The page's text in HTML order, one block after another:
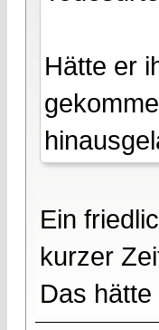
Hätte er
Ein
kurzer
Das